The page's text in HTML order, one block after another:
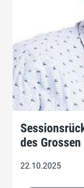
des
22.10.2025